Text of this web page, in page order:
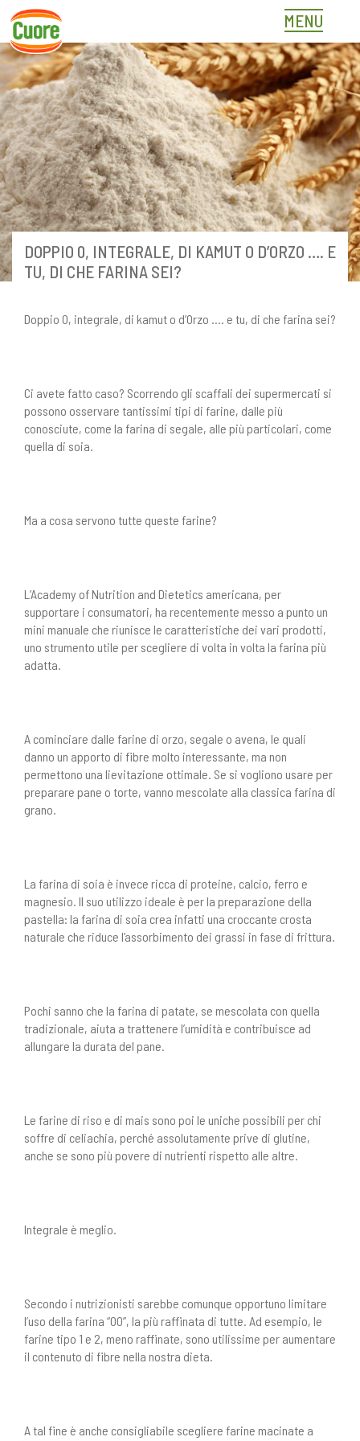
Skip
content
MENU
DOPPIO 0, INTEGRALE, DI KAMUT O D’ORZO …. E
TU, DI CHE FARINA SEI?
Doppio 0, integrale, di kamut o d’Orzo …. e tu, di che farina sei?
Ci avete fatto caso? Scorrendo gli scaffali dei supermercati si
possono osservare tantissimi tipi di farine, dalle più
conosciute, come la farina di segale, alle più particolari, come
quella di soia.
Ma a cosa servono tutte queste farine?
L’Academy of Nutrition and Dietetics americana, per
supportare i consumatori, ha recentemente messo a punto un
mini manuale che riunisce le caratteristiche dei vari prodotti,
uno strumento utile per scegliere di volta in volta la farina più
adatta.
A cominciare dalle farine di orzo, segale o avena, le quali
danno un apporto di fibre molto interessante, ma non
permettono una lievitazione ottimale. Se si vogliono usare per
preparare pane o torte, vanno mescolate alla classica farina di
grano.
La farina di soia è invece ricca di proteine, calcio, ferro e
magnesio. Il suo utilizzo ideale è per la preparazione della
pastella: la farina di soia crea infatti una croccante crosta
naturale che riduce l’assorbimento dei grassi in fase di frittura.
Pochi sanno che la farina di patate, se mescolata con quella
tradizionale, aiuta a trattenere l’umidità e contribuisce ad
allungare la durata del pane.
Le farine di riso e di mais sono poi le uniche possibili per chi
soffre di celiachia, perché assolutamente prive di glutine,
anche se sono più povere di nutrienti rispetto alle altre.
Integrale è meglio.
Secondo i nutrizionisti sarebbe comunque opportuno limitare
l’uso della farina “00”, la più raffinata di tutte. Ad esempio, le
farine tipo 1 e 2, meno raffinate, sono utilissime per aumentare
il contenuto di fibre nella nostra dieta.
A tal fine è anche consigliabile scegliere farine macinate a